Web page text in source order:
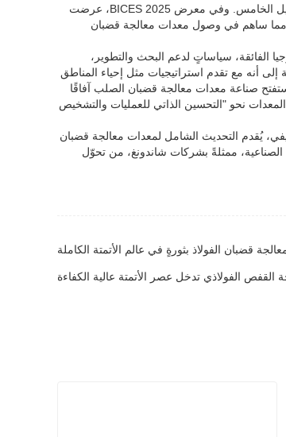
الأخيرة، مغطيةً تقنياتٍ أساسية مثل التصليب البارد المتكامل واللولبة، والتشغيل والصيانة عن بُعد بتقنية الجيل الخامس. وفي معرض BICES 2025، عرضت
مما ساهم في وصول معدات معالجة قضبان
الفائقة، سياساتٍ لدعم البحث والتطوير،
أنه مع تقدم استراتيجيات مثل إحياء المناطق
صناعة معدات معالجة قضبان الصلب آفاقًا
نحو "التحسين الذاتي للعمليات والتشخيص
يُقدم التحديث الشامل لمعدات معالجة قضبان
الصناعية، ممثلةً بشركات شاندونغ، من تحوّل
قضبان الفولاذ بثورةٍ في عالم الأتمتة الكاملة
القفص الفولاذي تدخل عصر الأتمتة عالية الكفاءة